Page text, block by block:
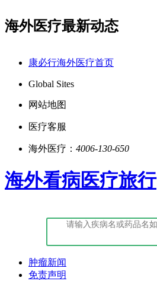
海外医疗最新动态
康必行海外医疗首页
Global Sites
网站地图
医疗客服
海外医疗： 4006-130-650
海外看病医疗旅行
肿瘤新闻
免责声明